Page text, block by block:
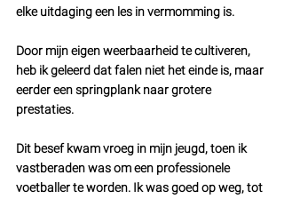
elke uitdaging een les in vermomming is.
Door mijn eigen weerbaarheid te cultiveren,
heb ik geleerd dat falen niet het einde is, maar
eerder een springplank naar grotere
prestaties.
Dit besef kwam vroeg in mijn jeugd, toen ik
vastberaden was om een professionele
voetballer te worden. Ik was goed op weg, tot